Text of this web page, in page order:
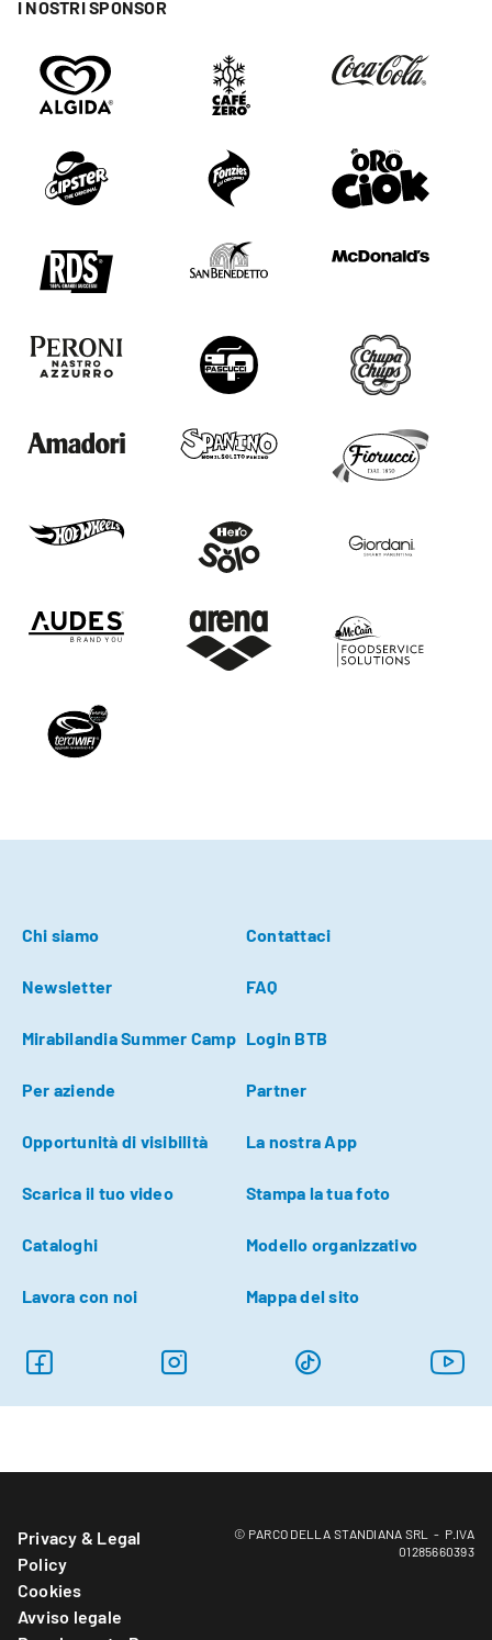
I NOSTRI SPONSOR
Chi siamo Contattaci
Newsletter FAQ
Mirabilandia Summer Camp Login BTB
Per aziende Partner
Opportunità di visibilità La nostra App
Scarica il tuo video Stampa la tua foto
Cataloghi Modello organizzativo
Lavora con noi Mappa del sito
Privacy & Legal
Policy
Cookies
Avviso legale
© PARCO DELLA STANDIANA SRL - P.IVA
01285660393